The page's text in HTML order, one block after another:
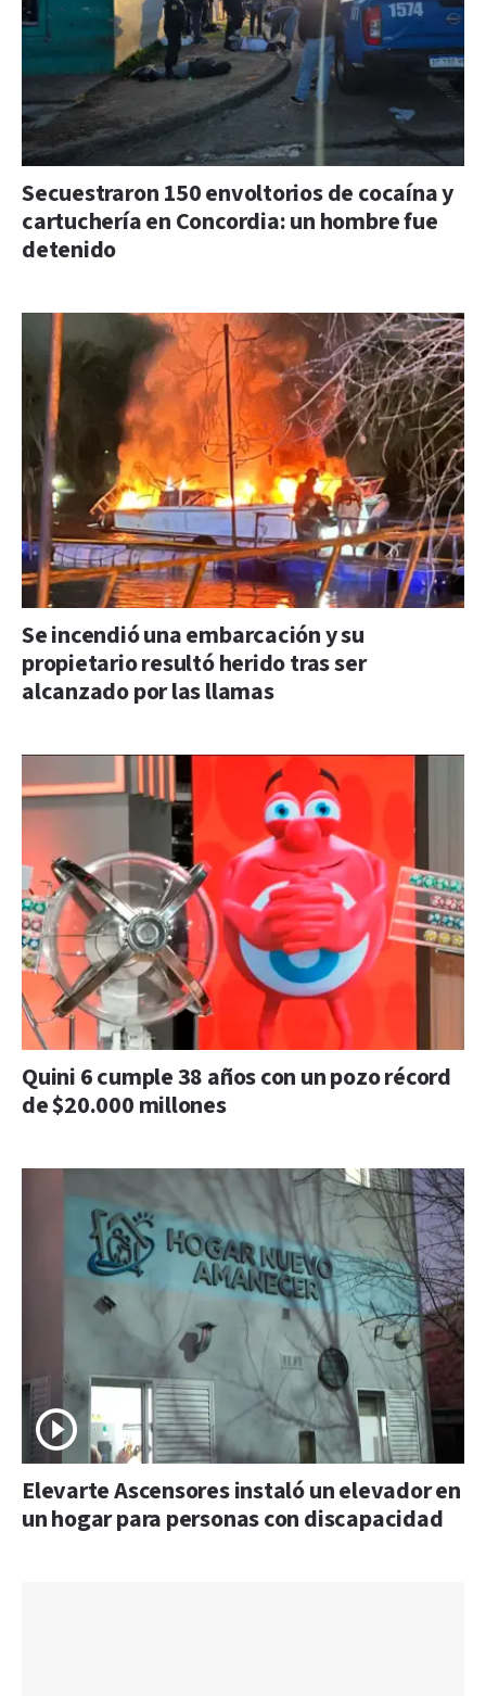
Secuestraron 150 envoltorios de cocaína y
cartuchería en Concordia: un hombre fue
detenido
Se incendió una embarcación y su
propietario resultó herido tras ser
alcanzado por las llamas
Quini 6 cumple 38 años con un pozo récord
de $20.000 millones
Elevarte Ascensores instaló un elevador en
un hogar para personas con discapacidad